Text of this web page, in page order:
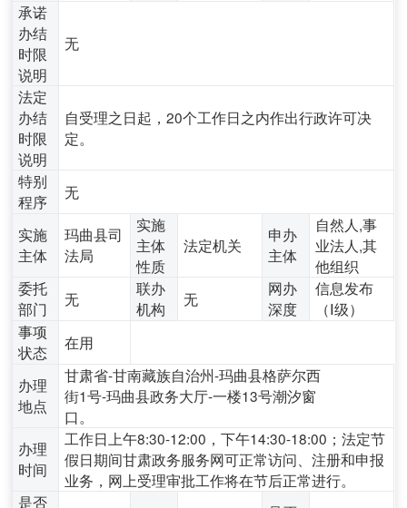
承诺
办结
时限
说明
无
法定
办结
时限
说明
自受理之日起，20个工作日之内作出行政许可决
定。
特别
程序
无
实施
主体
玛曲县司
法局
实施
主体
性质
法定机关
申办
主体
自然人,事
业法人,其
他组织
委托
部门
无
联办
机构
无
网办
深度
信息发布
（Ⅰ级）
事项
状态
在用
办理
地点
甘肃省-甘南藏族自治州-玛曲县格萨尔西
街1号-玛曲县政务大厅-一楼13号潮汐窗
口。
办理
时间
工作日上午8:30-12:00，下午14:30-18:00；法定节
假日期间甘肃政务服务网可正常访问、注册和申报
业务，网上受理审批工作将在节后正常进行。
是否